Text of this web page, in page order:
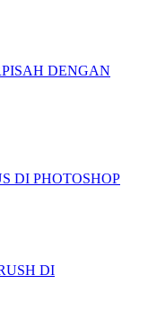
DENGAN
DI PHOTOSHOP
DI